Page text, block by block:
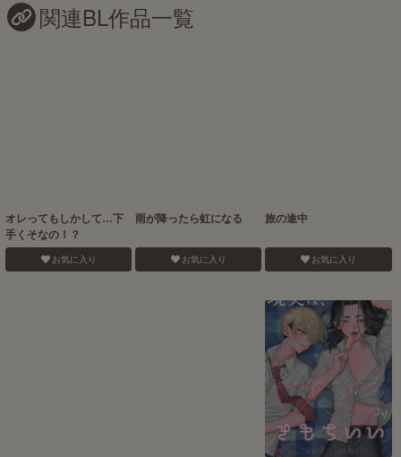
関連BL作品一覧
オレってもしかして…下
手くそなの！？
お気に入り
雨が降ったら虹になる
お気に入り
旅の途中
お気に入り